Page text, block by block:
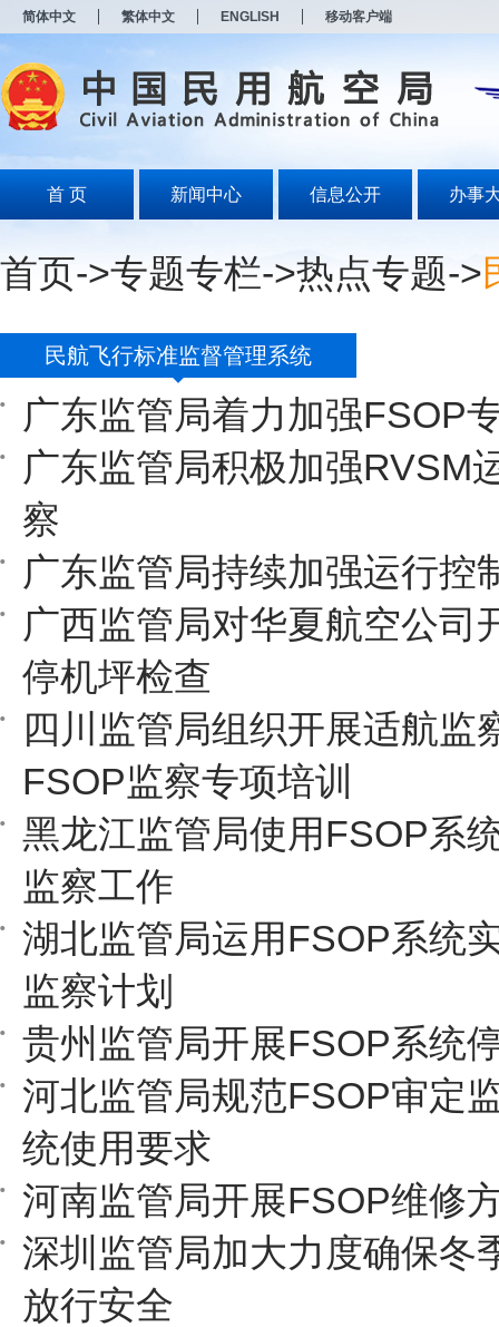
简体中文 繁体中文 ENGLISH 移动客户端
首 页 新闻中心 信息公开 办事
首页->专题专栏->热点专题->
民航飞行标准监督管理系统
广东监管局着力加强FSOP
广东监管局积极加强RVSM
察
广东监管局持续加强运行控
广西监管局对华夏航空公司
停机坪检查
四川监管局组织开展适航监
FSOP监察专项培训
黑龙江监管局使用FSOP系
监察工作
湖北监管局运用FSOP系统
监察计划
贵州监管局开展FSOP系统
河北监管局规范FSOP审定
统使用要求
河南监管局开展FSOP维修
深圳监管局加大力度确保冬
放行安全
打
开
无
障
说
Alt
加
导